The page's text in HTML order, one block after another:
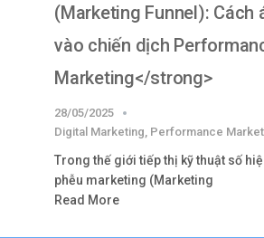
(Marketing Funnel): Cách
vào chiến dịch
Marketing</strong>
28/05/2025
Digital Marketing Performance
Trong thế giới tiếp thị kỹ thuật số
phễu marketing (Marketing
Read More